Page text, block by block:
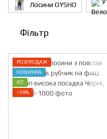
Лосини OYSHO
Фільтр
РОЗПРОДАЖ
НОВИНКА
ХІТ
−39%